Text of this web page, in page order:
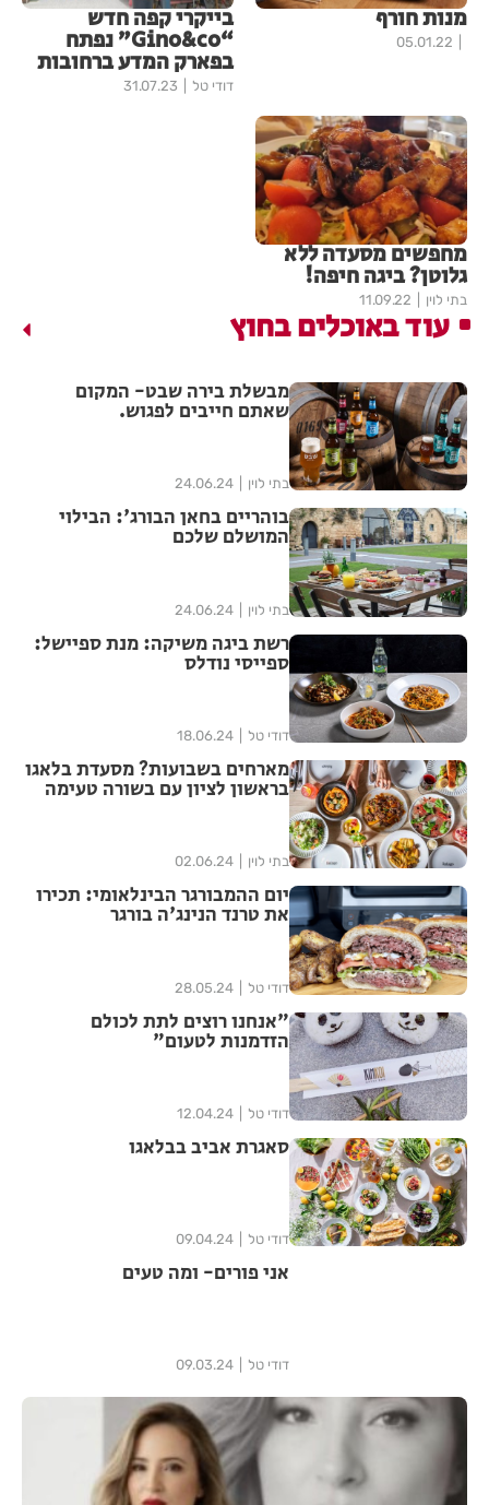
מנות חורף
05.01.22
בייקרי קפה חדש
“Gino&co” נפתח
בפארק המדע ברחובות
דודי טל 31.07.23
מחפשים מסעדה ללא
גלוטן? ביגה חיפה!
בתי לוין 11.09.22
עוד באוכלים בחוץ
מבשלת בירה שבט- המקום
שאתם חייבים לפגוש.
בתי לוין 24.06.24
בוהריים בחאן הבורג': הבילוי
המושלם שלכם
בתי לוין 24.06.24
רשת ביגה משיקה: מנת ספיישל:
ספייסי נודלס
דודי טל 18.06.24
מארחים בשבועות? מסעדת בלאגו
בראשון לציון עם בשורה טעימה
בתי לוין 02.06.24
יום ההמבורגר הבינלאומי: תכירו
את טרנד הנינג'ה בורגר
דודי טל 28.05.24
"אנחנו רוצים לתת לכולם
הזדמנות לטעום"
דודי טל 12.04.24
סאגרת אביב בבלאגו
דודי טל 09.04.24
אני פורים- ומה טעים
דודי טל 09.03.24